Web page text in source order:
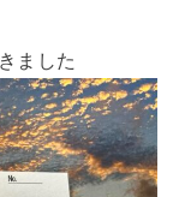
ました